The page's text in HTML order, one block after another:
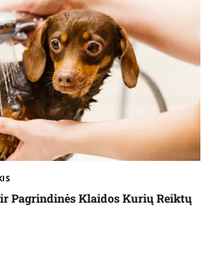
Pagrindinės Klaidos Kurių Reiktų